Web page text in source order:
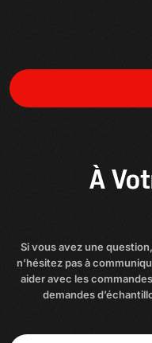
À
Si vous avez une
n’hésitez pas à
aider avec les
demandes